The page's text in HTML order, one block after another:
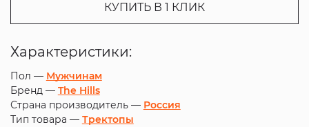
КУПИТЬ В 1 КЛИК
Характеристики:
Пол — Мужчинам
Бренд — The Hills
Страна производитель — Россия
Тип товара — Тректопы